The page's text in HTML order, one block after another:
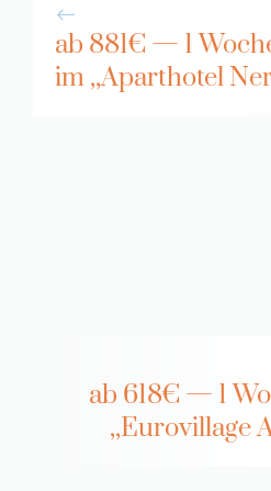
ab 881€ — 1
im ,,Aparthotel
ab 618€ — 1
,,Eurovillage